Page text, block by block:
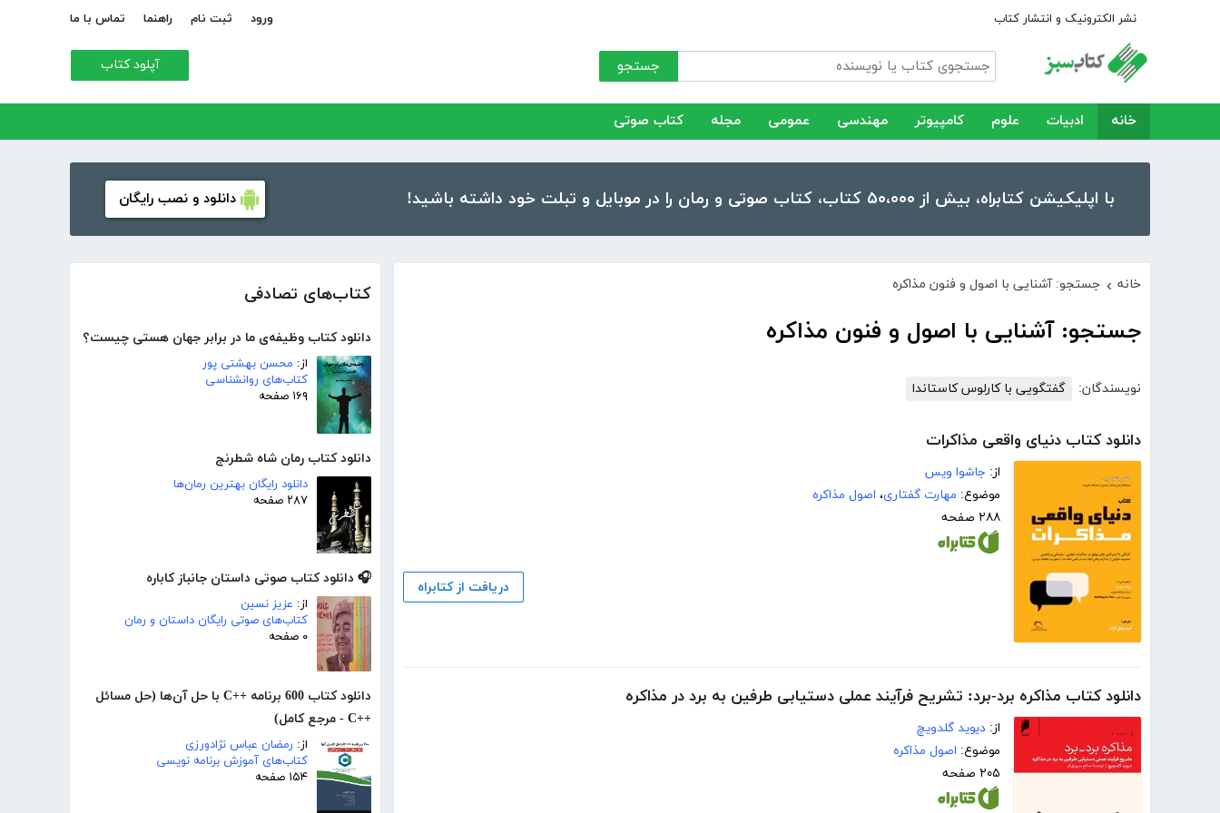
نشر الکترونیک و انتشار کتاب ورود ثبت نام راهنما تماس با ما
جستجو آپلود کتاب
خانه ادبیات علوم کامپیوتر مهندسی عمومی مجله کتاب صوتی
با اپلیکیشن کتابراه، بیش از ۵۰،۰۰۰ کتاب، کتاب صوتی و رمان را در موبایل و تبلت خود داشته باشید! دانلود و نصب رایگان
کتاب‌های تصادفی
دانلود کتاب وظیفه‌ی ما در برابر جهان هستی چیست؟
از: محسن بهشتی پور
کتاب‌های روانشناسی
۱۶۹ صفحه
دانلود کتاب رمان شاه شطرنج
دانلود رایگان بهترین رمان‌ها
۲۸۷ صفحه
🎧 دانلود کتاب صوتی داستان جانباز کاباره
از: عزیز نسین
کتاب‌های صوتی رایگان داستان و رمان
۰ صفحه
دانلود کتاب 600 برنامه ++C با حل آن‌ها (حل مسائل
++C - مرجع کامل)
از: رمضان عباس نژادورزی
کتاب‌های آموزش برنامه نویسی
۱۵۴ صفحه
خانه › جستجو: آشنایی با اصول و فنون مذاکره
جستجو: آشنایی با اصول و فنون مذاکره
نویسندگان: گفتگویی با کارلوس کاستاندا
دانلود کتاب دنیای واقعی مذاکرات
از: جاشوا ویس
موضوع: مهارت گفتاری، اصول مذاکره
۲۸۸ صفحه
دریافت از کتابراه
دانلود کتاب مذاکره برد-برد: تشریح فرآیند عملی دستیابی طرفین به برد در مذاکره
از: دیوید گلدویچ
موضوع: اصول مذاکره
۲۰۵ صفحه